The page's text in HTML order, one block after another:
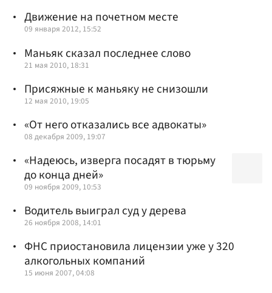
Движение на почетном месте
09 января 2012, 15:52
Маньяк сказал последнее слово
21 мая 2010, 18:31
Присяжные к маньяку не снизошли
12 мая 2010, 19:05
«От него отказались все адвокаты»
08 декабря 2009, 19:07
«Надеюсь, изверга посадят в тюрьму
до конца дней»
09 ноября 2009, 10:53
Водитель выиграл суд у дерева
26 ноября 2008, 14:01
ФНС приостановила лицензии уже у 320
алкогольных компаний
15 июня 2007, 04:08